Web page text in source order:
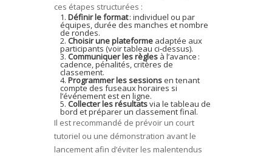
ces étapes structurées :
Définir le format: individuel ou par
équipes, durée des manches et nombre
de rondes.
Choisir une plateforme adaptée aux
participants (voir tableau ci‑dessus).
Communiquer les règles à l’avance :
cadence, pénalités, critères de
classement.
Programmer les sessionsen tenant
compte des fuseaux horaires si
l’événement est en ligne.
Collecter les résultatsvia le tableau de
bord et préparer un classement final.
Il est recommandé de prévoir un court
tutoriel ou une démonstration avant le
lancement afin d’éviter les malentendus